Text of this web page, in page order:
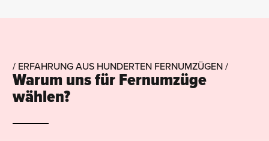
/ ERFAHRUNG AUS HUNDERTEN FERNUMZÜGEN /
Warum uns für Fernumzüge
wählen?